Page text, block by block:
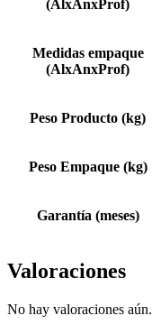
(AlxAnxProf)
Medidas empaque
(AlxAnxProf)
Peso Producto (kg)
Peso Empaque (kg)
Garantía (meses)
Valoraciones
No hay valoraciones aún.